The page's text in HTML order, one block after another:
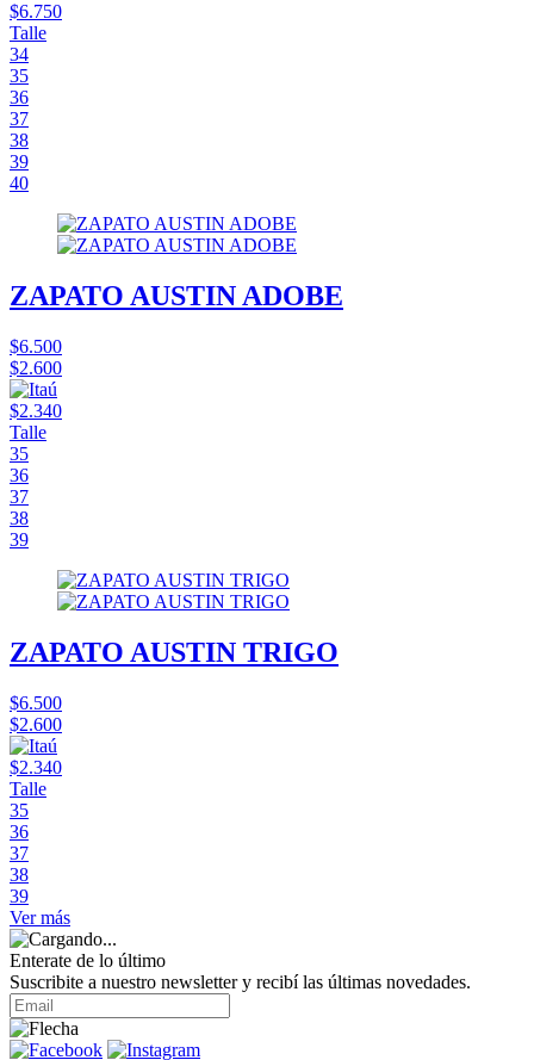
$6.750
Talle
34
35
36
37
38
39
40
ZAPATO AUSTIN ADOBE
$6.500
$2.600
$2.340
Talle
35
36
37
38
39
ZAPATO AUSTIN TRIGO
$6.500
$2.600
$2.340
Talle
35
36
37
38
39
Ver más
Enterate de lo último
Suscribite a nuestro newsletter y recibí las últimas novedades.